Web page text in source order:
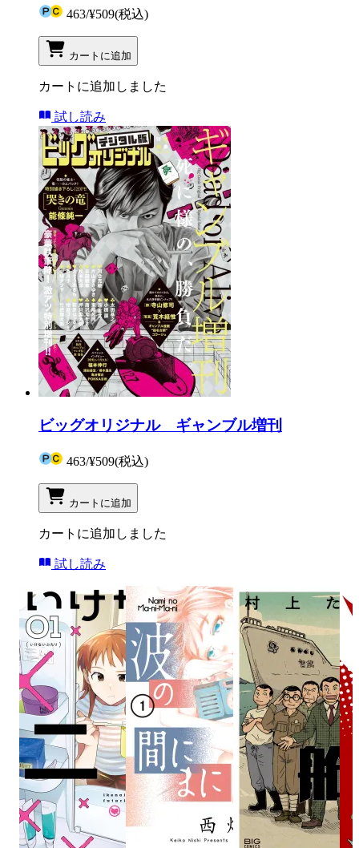
463/¥509(税込)
カートに追加
カートに追加しました
試し読み
ビッグオリジナル ギャンブル増刊
463/¥509(税込)
カートに追加
カートに追加しました
試し読み